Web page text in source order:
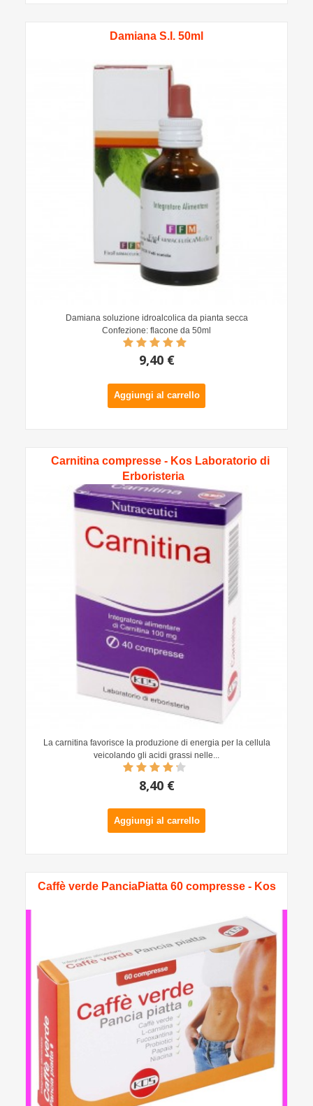
Damiana S.I. 50ml
Damiana soluzione idroalcolica da pianta secca
Confezione: flacone da 50ml
9,40 €
Aggiungi al carrello
Carnitina compresse - Kos Laboratorio di
Erboristeria
La carnitina favorisce la produzione di energia per la cellula
veicolando gli acidi grassi nelle...
8,40 €
Aggiungi al carrello
Caffè verde PanciaPiatta 60 compresse - Kos